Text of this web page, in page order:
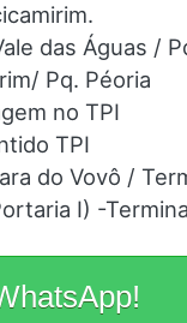
das Águas /
Pq. Péoria
no TPI
TPI
do Vovô /
I) -